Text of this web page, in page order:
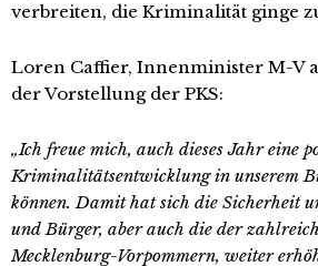
verbreiten, die Kriminalität ginge
Loren Caffier, Innenminister M-V
der Vorstellung der PKS:
„Ich freue mich, auch dieses Jahr eine
Kriminalitätsentwicklung in unserem
können. Damit hat sich die Sicherheit
und Bürger, aber auch die der
Mecklenburg-Vorpommern, weiter